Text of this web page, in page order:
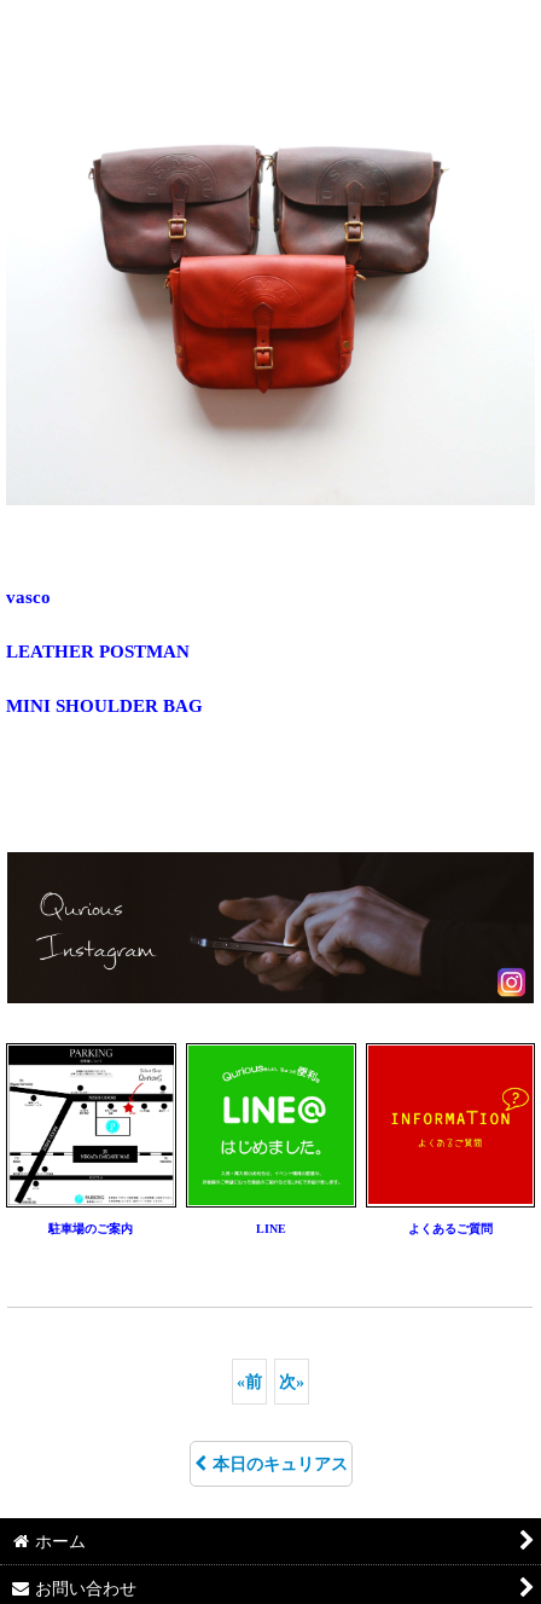
vasco
LEATHER POSTMAN
MINI SHOULDER BAG
駐車場のご案内 LINE よくあるご質問
«前 次»
本日のキュリアス
ホーム
お問い合わせ